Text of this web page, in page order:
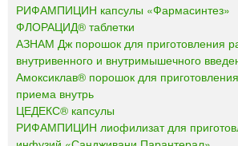
РИФАМПИЦИН капсулы «Фармасинтез»
ФЛОРАЦИД® таблетки
АЗНАМ Дж порошок для приготовления
внутривенного и внутримышечного
Амоксиклав® порошок для
приема внутрь
ЦЕДЕКС® капсулы
РИФАМПИЦИН лиофилизат для